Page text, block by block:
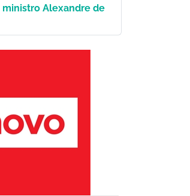
ministro Alexandre de